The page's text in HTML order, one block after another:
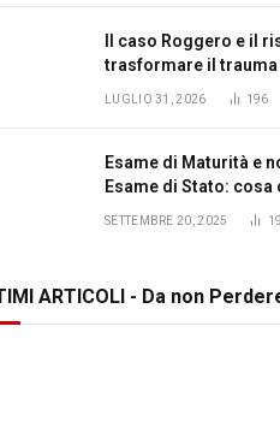
Il caso Roggero e il
trasformare il trauma
LUGLIO 31, 2026 196
Esame di Maturità e
Esame di Stato: cosa
SETTEMBRE 20, 2025
ARTICOLI - Da non